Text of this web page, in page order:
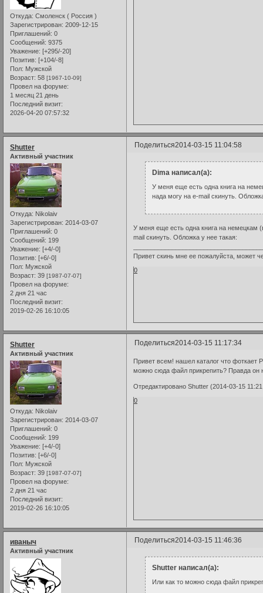
Откуда: Смоленск ( Россия )
Зарегистрирован: 2009-12-15
Приглашений: 0
Сообщений: 9375
Уважение: [+295/-20]
Позитив: [+104/-8]
Пол: Мужской
Возраст: 58 [1967-10-09]
Провел на форуме:
1 месяц 21 день
Последний визит:
2026-04-20 07:57:32
Поделиться2014-03-15 11:04:58
Shutter
Активный участник
Откуда: Nikolaiv
Зарегистрирован: 2014-03-07
Приглашений: 0
Сообщений: 199
Уважение: [+4/-0]
Позитив: [+6/-0]
Пол: Мужской
Возраст: 39 [1987-07-07]
Провел на форуме:
2 дня 21 час
Последний визит:
2019-02-26 16:10:05
Dima написал(а):
У меня еще есть одна книга на
нада могу на е-mail скинуть.
У меня еще есть одна книга на немецкам
mail скинуть. Обложка у нее такая:
Привет скинь мне ее пожалуйста, может
0
Поделиться2014-03-15 11:17:34
Shutter
Активный участник
Откуда: Nikolaiv
Зарегистрирован: 2014-03-07
Приглашений: 0
Сообщений: 199
Уважение: [+4/-0]
Позитив: [+6/-0]
Пол: Мужской
Возраст: 39 [1987-07-07]
Провел на форуме:
2 дня 21 час
Последний визит:
2019-02-26 16:10:05
Привет всем! нашел каталог что фоткает
можно сюда файл прикрепить? Правда он
Отредактировано Shutter (2014-03-15
0
Поделиться2014-03-15 11:46:36
иваныч
Активный участник
Shutter написал(а):
Или как то можно сюда файл